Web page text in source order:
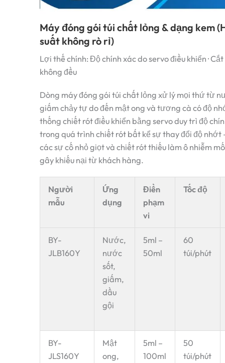
Máy đóng gói túi chất lỏng & dạng kem
suất không rò rỉ)
Lợi thế chính: Độ chính xác do servo điều khiển ·
không đều
Dòng máy đóng gói túi chất lỏng xử lý mọi thứ từ
giấm chảy tự do đến mật ong và tương cà có độ
thống chiết rót điều khiển bằng servo duy trì độ
trong quá trình chiết rót bất kể sự thay đổi độ nhớt
các sự cố nhỏ giọt và chiết rót thiếu làm ô nhiễm
gây khiếu nại từ khách hàng.
Người
mẫu
Ứng
dụng
Điền
phạm
vi
Tốc độ
BY-
JLB160Y
Nước,
nước
sốt,
giấm,
dầu
gội
5ml –
50ml
60
túi/phút
BY-
JLS160Y
Mật
ong,
5ml –
100ml
50
túi/phút